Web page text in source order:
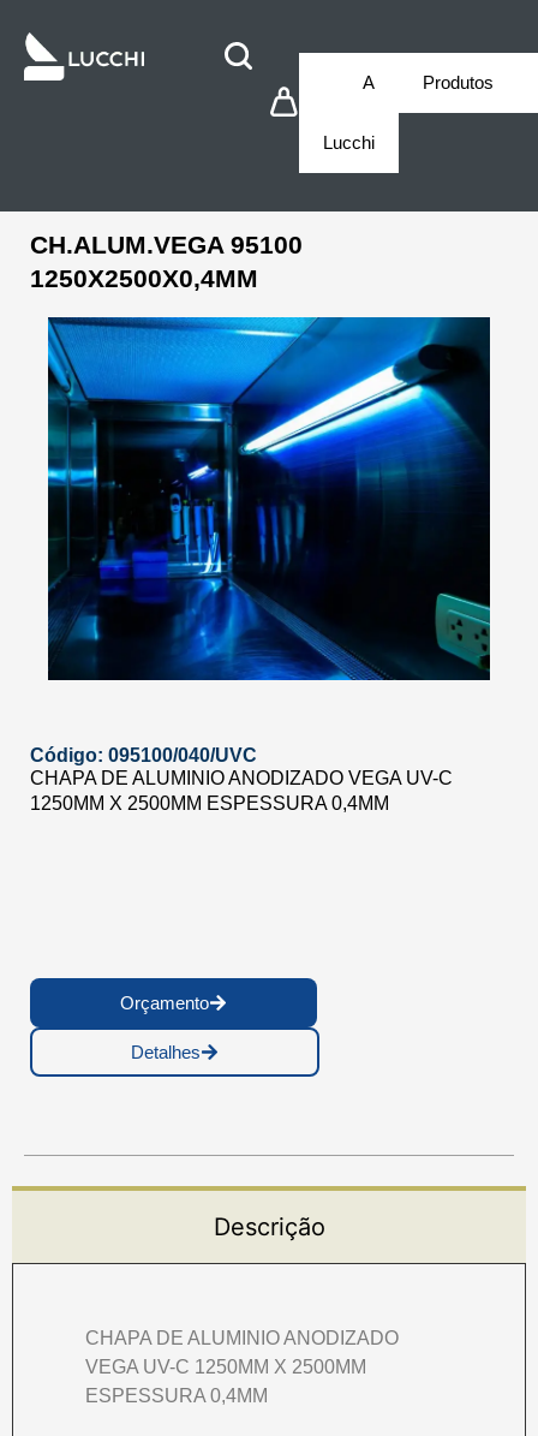
A
Lucchi
Produtos
CH.ALUM.VEGA 95100
1250X2500X0,4MM
Código: 095100/040/UVC
CHAPA DE ALUMINIO ANODIZADO VEGA UV-C
1250MM X 2500MM ESPESSURA 0,4MM
Orçamento
Detalhes
Descrição
CHAPA DE ALUMINIO ANODIZADO
VEGA UV-C 1250MM X 2500MM
ESPESSURA 0,4MM